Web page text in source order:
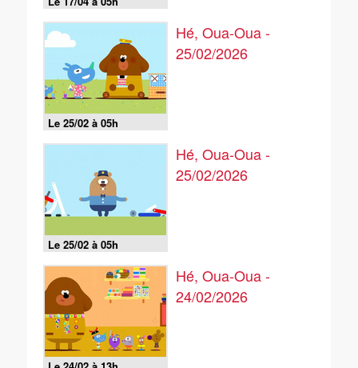
Le 25/02 à 05h
Hé, Oua-Oua -
25/02/2026
Le 25/02 à 05h
Hé, Oua-Oua -
25/02/2026
Hé, Oua-Oua -
24/02/2026